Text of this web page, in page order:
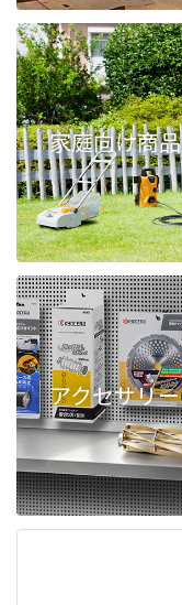
家庭向け商品
アクセサリー